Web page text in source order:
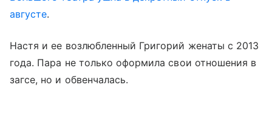
августе.
Настя и ее возлюбленный Григорий женаты с 2013
года. Пара не только оформила свои отношения в
загсе, но и обвенчалась.